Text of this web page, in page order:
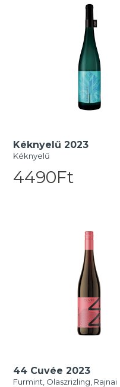
Kéknyelű 2023
Kéknyelű
4490Ft
44 Cuvée 2023
Furmint, Olaszrizling, Rajnai